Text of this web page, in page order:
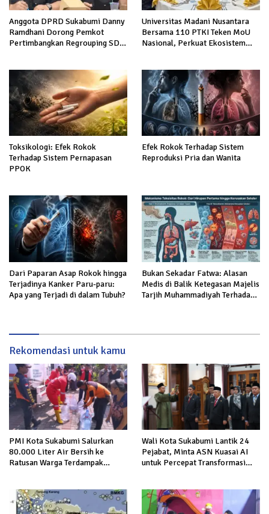
Anggota DPRD Sukabumi Danny
Ramdhani Dorong Pemkot
Pertimbangkan Regrouping SD
Universitas Madani Nusantara
Bersama 110 PTKI Teken MoU
Nasional, Perkuat Ekosistem
Toksikologi: Efek Rokok
Terhadap Sistem Pernapasan
PPOK
Efek Rokok Terhadap Sistem
Reproduksi Pria dan Wanita
Dari Paparan Asap Rokok hingga
Terjadinya Kanker Paru-paru:
Apa yang Terjadi di dalam Tubuh?
Bukan Sekadar Fatwa: Alasan
Medis di Balik Ketegasan Majelis
Tarjih Muhammadiyah Terhadap
Rekomendasi untuk kamu
PMI Kota Sukabumi Salurkan
80.000 Liter Air Bersih ke
Ratusan Warga Terdampak
Wali Kota Sukabumi Lantik 24
Pejabat, Minta ASN Kuasai AI
untuk Percepat Transformasi